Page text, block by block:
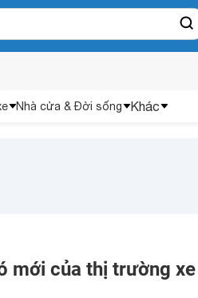
Nhà cửa & Đời sống Khác
mới của thị trường xe